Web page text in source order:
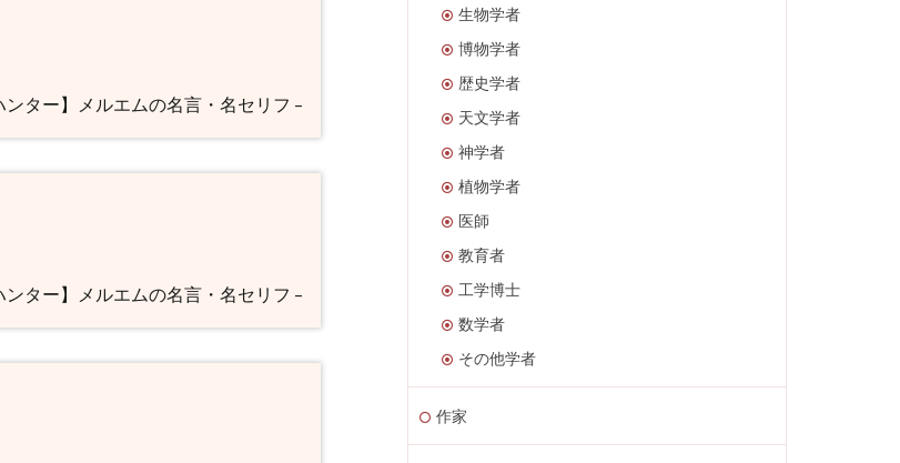
ンター】メルエムの名言・名セリフ –
ンター】メルエムの名言・名セリフ –
生物学者
博物学者
歴史学者
天文学者
神学者
植物学者
医師
教育者
工学博士
数学者
その他学者
作家